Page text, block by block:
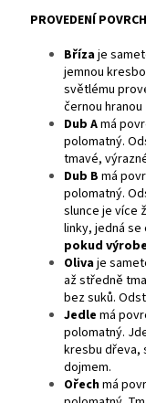
PROVEDENÍ
Břízaje
jemnou
světlému
černou hranou
Dub Amá
polomatný.
tmavé,
Dub B má
polomatný.
slunce je více
linky, jedná
pokud
Olivaje
až středně
bez suků.
Jedle má
polomatný.
kresbu dřeva,
dojmem.
Ořechmá